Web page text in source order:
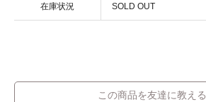
在庫状況 SOLD OUT
この商品を友達に教える